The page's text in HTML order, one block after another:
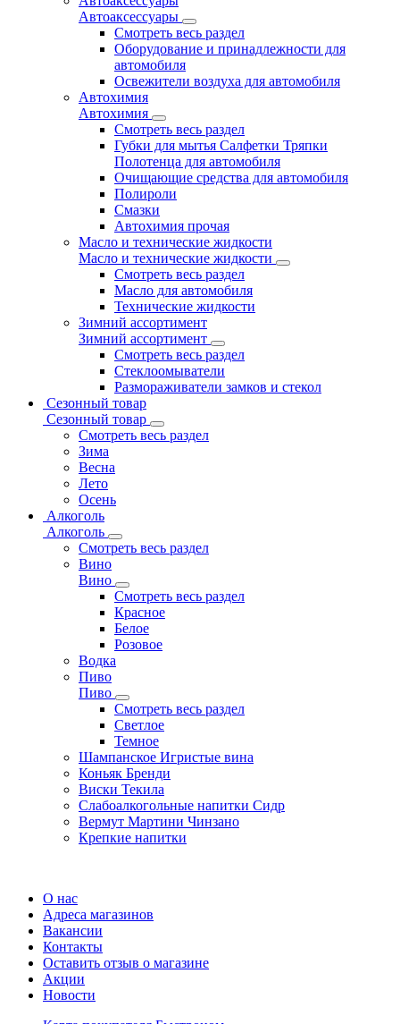
Автоаксессуары
Смотреть весь раздел
Оборудование и принадлежности для
автомобиля
Освежители воздуха для автомобиля
Автохимия
Автохимия
Смотреть весь раздел
Губки для мытья Салфетки Тряпки
Полотенца для автомобиля
Очищающие средства для автомобиля
Полироли
Смазки
Автохимия прочая
Масло и технические жидкости
Масло и технические жидкости
Смотреть весь раздел
Масло для автомобиля
Технические жидкости
Зимний ассортимент
Зимний ассортимент
Смотреть весь раздел
Стеклоомыватели
Размораживатели замков и стекол
Сезонный товар
Сезонный товар
Смотреть весь раздел
Зима
Весна
Лето
Осень
Алкоголь
Алкоголь
Смотреть весь раздел
Вино
Вино
Смотреть весь раздел
Красное
Белое
Розовое
Водка
Пиво
Пиво
Смотреть весь раздел
Cветлое
Темное
Шампанское Игристые вина
Коньяк Бренди
Виски Текила
Слабоалкогольные напитки Сидр
Вермут Мартини Чинзано
Крепкие напитки
О нас
Адреса магазинов
Вакансии
Контакты
Оставить отзыв о магазине
Акции
Новости